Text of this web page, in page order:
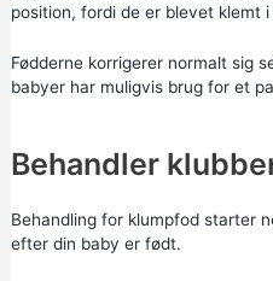
position, fordi de er blevet klemt
Fødderne korrigerer normalt sig
babyer har muligvis brug for et
Behandler
Behandling for klumpfod starter
efter din baby er født.